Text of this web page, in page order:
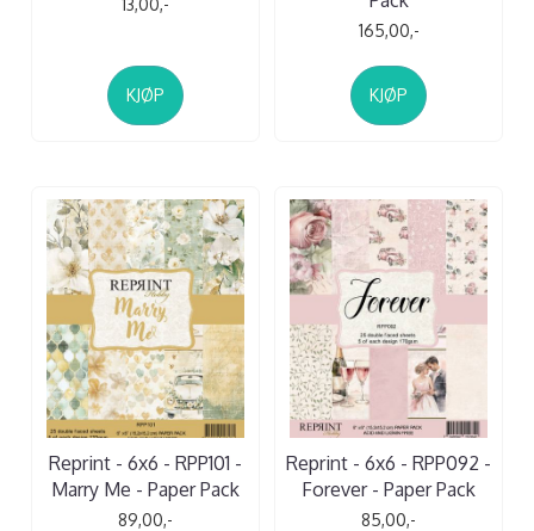
KJØP
165,00,-
KJØP
Reprint - 6x6 - RPP101 -
Marry Me - Paper Pack
89,00,-
Reprint - 6x6 - RPP092 -
Forever - Paper Pack
85,00,-